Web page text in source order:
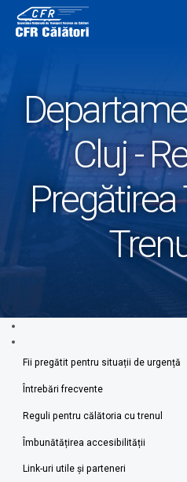
content
Cluj -
Fii pregătit pentru situații de urgență
Întrebări frecvente
Reguli pentru călătoria cu trenul
Îmbunătățirea accesibilității
Link-uri utile şi parteneri